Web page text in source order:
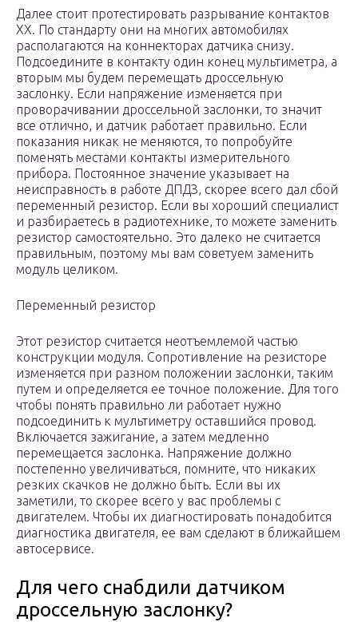
Далее стоит протестировать разрывание контактов
ХХ. По стандарту они на многих автомобилях
располагаются на коннекторах датчика снизу.
Подсоедините в контакту один конец мультиметра, а
вторым мы будем перемещать дроссельную
заслонку. Если напряжение изменяется при
проворачивании дроссельной заслонки, то значит
все отлично, и датчик работает правильно. Если
показания никак не меняются, то попробуйте
поменять местами контакты измерительного
прибора. Постоянное значение указывает на
неисправность в работе ДПДЗ, скорее всего дал сбой
переменный резистор. Если вы хороший специалист
и разбираетесь в радиотехнике, то можете заменить
резистор самостоятельно. Это далеко не считается
правильным, поэтому мы вам советуем заменить
модуль целиком.
Переменный резистор
Этот резистор считается неотъемлемой частью
конструкции модуля. Сопротивление на резисторе
изменяется при разном положении заслонки, таким
путем и определяется ее точное положение. Для того
чтобы понять правильно ли работает нужно
подсоединить к мультиметру оставшийся провод.
Включается зажигание, а затем медленно
перемещается заслонка. Напряжение должно
постепенно увеличиваться, помните, что никаких
резких скачков не должно быть. Если вы их
заметили, то скорее всего у вас проблемы с
двигателем. Чтобы их диагностировать понадобится
диагностика двигателя, ее вам сделают в ближайшем
автосервисе.
Для чего снабдили датчиком
дроссельную заслонку?